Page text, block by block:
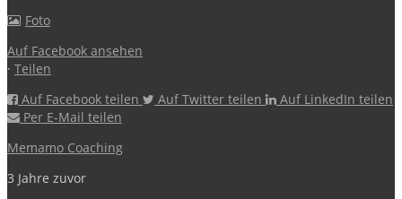
Foto
Auf Facebook ansehen
· Teilen
Auf Facebook teilen
Auf Twitter teilen
Auf LinkedIn teilen
Per E-Mail teilen
Memamo Coaching
3 Jahre zuvor